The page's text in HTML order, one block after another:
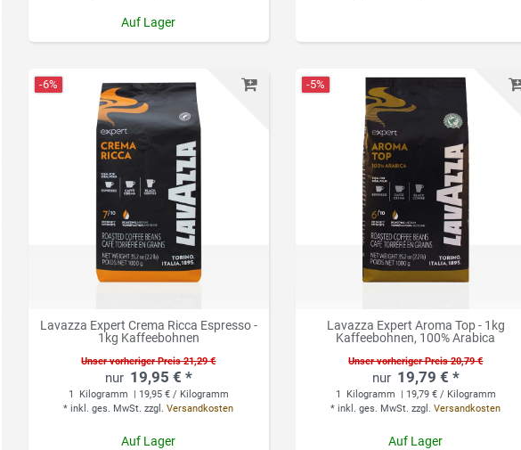
Auf Lager
-6%
Lavazza Expert Crema Ricca Espresso -
1kg Kaffeebohnen
Unser vorheriger Preis 21,29 €
19,95 € *
1 Kilogramm
| 19,95 € / Kilogramm
*inkl. ges. MwSt. zzgl.Versandkosten
Auf Lager
-5%
Lavazza Expert Aroma Top - 1kg
Kaffeebohnen, 100% Arabica
Unser vorheriger Preis 20,79 €
19,79 € *
1 Kilogramm
| 19,79 € / Kilogramm
*inkl. ges. MwSt. zzgl.Versandkosten
Auf Lager